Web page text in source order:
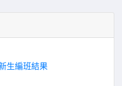
生編班結果